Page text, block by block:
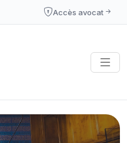
Accès avocat